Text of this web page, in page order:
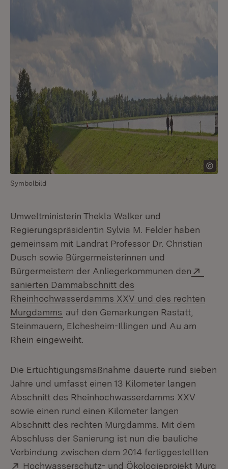
Symbolbild
Umweltministerin Thekla Walker und
Regierungspräsidentin Sylvia M. Felder haben
gemeinsam mit Landrat Professor Dr. Christian
Dusch sowie Bürgermeisterinnen und
Bürgermeistern der Anliegerkommunen den
sanierten Dammabschnitt des
Rheinhochwasserdamms XXV und des rechten
Murgdamms (Öffnet in neuem Fenster)
auf den Gemarkungen Rastatt,
Steinmauern, Elchesheim-Illingen und Au am
Rhein eingeweiht.
Die Ertüchtigungsmaßnahme dauerte rund sieben
Jahre und umfasst einen 13 Kilometer langen
Abschnitt des Rheinhochwasserdamms XXV
sowie einen rund einen Kilometer langen
Abschnitt des rechten Murgdamms. Mit dem
Abschluss der Sanierung ist nun die bauliche
Verbindung zwischen dem 2014 fertiggestellten
Extern:
Hochwasserschutz- und Ökologieprojekt Murg